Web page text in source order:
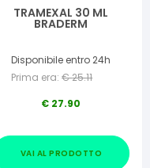
TRAMEXAL 30 ML
BRADERM
Disponibile entro 24h
Prima era: €25.11
€ 27.90
VAI AL PRODOTTO